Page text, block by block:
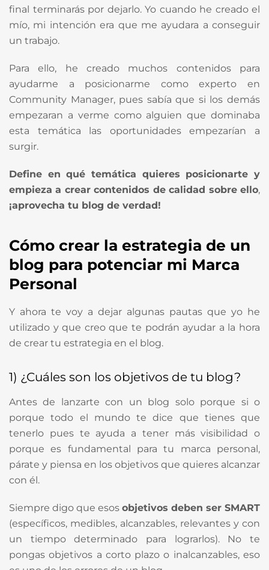
final terminarás por dejarlo. Yo cuando he creado el
mío, mi intención era que me ayudara a conseguir
un trabajo.
Para ello, he creado muchos contenidos para
ayudarme a posicionarme como experto en
Community Manager, pues sabía que si los demás
empezaran a verme como alguien que dominaba
esta temática las oportunidades empezarían a
surgir.
Define en qué temática quieres posicionarte y
empieza a crear contenidos de calidad sobre ello,
¡aprovecha tu blog de verdad!
Cómo crear la estrategia de un
blog para potenciar mi Marca
Personal
Y ahora te voy a dejar algunas pautas que yo he
utilizado y que creo que te podrán ayudar a la hora
de crear tu estrategia en el blog.
1) ¿Cuáles son los objetivos de tu blog?
Antes de lanzarte con un blog solo porque si o
porque todo el mundo te dice que tienes que
tenerlo pues te ayuda a tener más visibilidad o
porque es fundamental para tu marca personal,
párate y piensa en los objetivos que quieres alcanzar
con él.
Siempre digo que esos objetivos deben ser SMART
(específicos, medibles, alcanzables, relevantes y con
un tiempo determinado para lograrlos). No te
pongas objetivos a corto plazo o inalcanzables, eso